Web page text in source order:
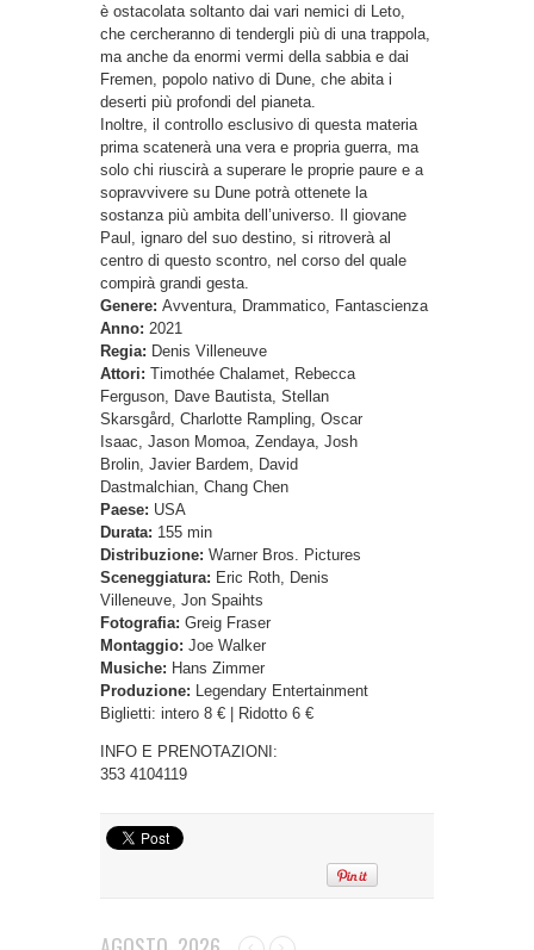
è ostacolata soltanto dai vari nemici di Leto,
che cercheranno di tendergli più di una trappola,
ma anche da enormi vermi della sabbia e dai
Fremen, popolo nativo di Dune, che abita i
deserti più profondi del pianeta.
Inoltre, il controllo esclusivo di questa materia
prima scatenerà una vera e propria guerra, ma
solo chi riuscirà a superare le proprie paure e a
sopravvivere su Dune potrà ottenete la
sostanza più ambita dell’universo. Il giovane
Paul, ignaro del suo destino, si ritroverà al
centro di questo scontro, nel corso del quale
compirà grandi gesta.
Genere: Avventura, Drammatico, Fantascienza
Anno: 2021
Regia: Denis Villeneuve
Attori: Timothée Chalamet, Rebecca
Ferguson, Dave Bautista, Stellan
Skarsgård, Charlotte Rampling, Oscar
Isaac, Jason Momoa, Zendaya, Josh
Brolin, Javier Bardem, David
Dastmalchian, Chang Chen
Paese: USA
Durata: 155 min
Distribuzione: Warner Bros. Pictures
Sceneggiatura: Eric Roth, Denis
Villeneuve, Jon Spaihts
Fotografia: Greig Fraser
Montaggio: Joe Walker
Musiche: Hans Zimmer
Produzione: Legendary Entertainment
Biglietti: intero 8 € | Ridotto 6 €
INFO E PRENOTAZIONI:
353 4104119